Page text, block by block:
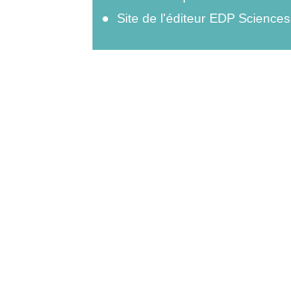
Site de l'éditeur EDP Sciences